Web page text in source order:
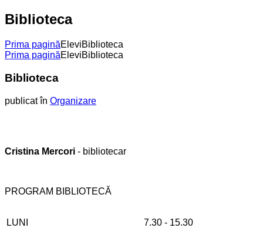
Biblioteca
Prima paginăEleviBiblioteca
Prima paginăEleviBiblioteca
Biblioteca
publicat în Organizare
Cristina Mercori - bibliotecar
PROGRAM BIBLIOTECĂ
LUNI 7.30 - 15.30